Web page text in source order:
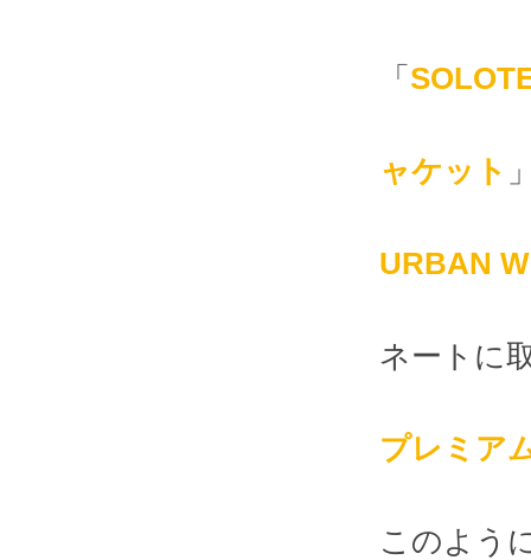
「
ャケット
URBAN
ネートに
プレミア
このよう